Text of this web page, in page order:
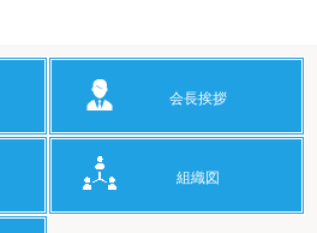
会長挨拶
組織図